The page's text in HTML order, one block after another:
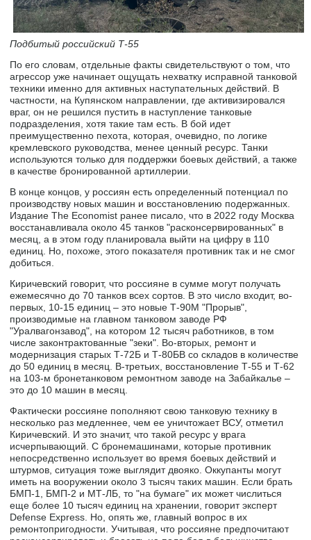
Подбитый российский Т-55
По его словам, отдельные факты свидетельствуют о том, что
агрессор уже начинает ощущать нехватку исправной танковой
техники именно для активных наступательных действий. В
частности, на Купянском направлении, где активизировался
враг, он не решился пустить в наступление танковые
подразделения, хотя такие там есть. В бой идет
преимущественно пехота, которая, очевидно, по логике
кремлевского руководства, менее ценный ресурс. Танки
используются только для поддержки боевых действий, а также
в качестве бронированной артиллерии.
В конце концов, у россиян есть определенный потенциал по
производству новых машин и восстановлению подержанных.
Издание The Economist ранее писало, что в 2022 году Москва
восстанавливала около 45 танков "расконсервированных" в
месяц, а в этом году планировала выйти на цифру в 110
единиц. Но, похоже, этого показателя противник так и не смог
добиться.
Киричевский говорит, что россияне в сумме могут получать
ежемесячно до 70 танков всех сортов. В это число входит, во-
первых, 10-15 единиц – это новые Т-90М "Прорыв",
производимые на главном танковом заводе РФ
"Уралвагонзавод", на котором 12 тысяч работников, в том
числе законтрактованные "зеки". Во-вторых, ремонт и
модернизация старых Т-72Б и Т-80БВ со складов в количестве
до 50 единиц в месяц. В-третьих, восстановление Т-55 и Т-62
на 103-м бронетанковом ремонтном заводе на Забайкалье –
это до 10 машин в месяц.
Фактически россияне пополняют свою танковую технику в
несколько раз медленнее, чем ее уничтожает ВСУ, отметил
Киричевский. И это значит, что такой ресурс у врага
исчерпывающий. С бронемашинами, которые противник
непосредственно использует во время боевых действий и
штурмов, ситуация тоже выглядит двояко. Оккупанты могут
иметь на вооружении около 3 тысяч таких машин. Если брать
БМП-1, БМП-2 и МТ-ЛБ, то "на бумаге" их может числиться
еще более 10 тысяч единиц на хранении, говорит эксперт
Defense Express. Но, опять же, главный вопрос в их
ремонтопригодности. Учитывая, что россияне предпочитают